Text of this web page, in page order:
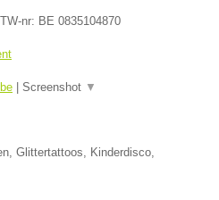
nr: BE 0835104870
Screenshot ▼
Glittertattoos, Kinderdisco,